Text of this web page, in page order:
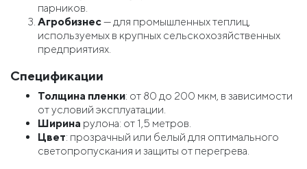
парников.
Агробизнес— для промышленных теплиц,
используемых в крупных сельскохозяйственных
предприятиях.
Спецификации
Толщина пленки: от 80 до 200 мкм, в зависимости
от условий эксплуатации.
Ширина рулона: от 1,5 метров.
Цвет: прозрачный или белый для оптимального
светопропускания и защиты от перегрева.